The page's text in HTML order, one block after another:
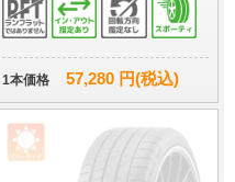
1本価格 57,280 円(税込)